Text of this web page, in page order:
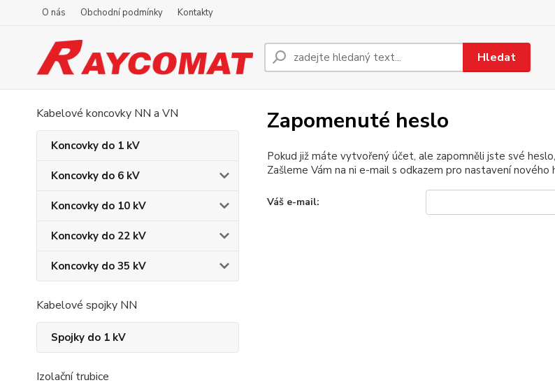
O nás Obchodní podmínky Kontakty
Hledat
Kabelové koncovky NN a VN
Koncovky do 1 kV
Koncovky do 6 kV
Koncovky do 10 kV
Koncovky do 22 kV
Koncovky do 35 kV
Kabelové spojky NN
Spojky do 1 kV
Izolační trubice
Zapomenuté heslo
Pokud již máte vytvořený účet, ale zapomněli jste své
Zašleme Vám na ni e-mail s odkazem pro nastavení nového
Váš e-mail: